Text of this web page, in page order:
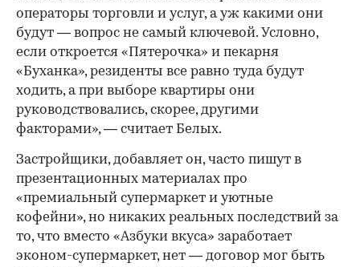
операторы торговли и услуг, а уж какими они
будут — вопрос не самый ключевой. Условно,
если откроется «Пятерочка» и пекарня
«Буханка», резиденты все равно туда будут
ходить, а при выборе квартиры они
руководствовались, скорее, другими
факторами», — считает Белых.
Застройщики, добавляет он, часто пишут в
презентационных материалах про
«премиальный супермаркет и уютные
кофейни», но никаких реальных последствий за
то, что вместо «Азбуки вкуса» заработает
эконом-супермаркет, нет — договор мог быть